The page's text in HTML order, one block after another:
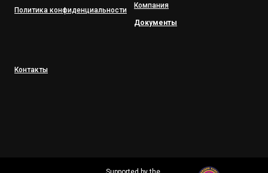
Политика конфиденциальности
Компания
Документы
Контакты